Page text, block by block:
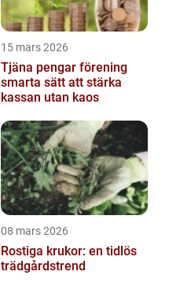
15 mars 2026
Tjäna pengar förening
smarta sätt att stärka
kassan utan kaos
08 mars 2026
Rostiga krukor: en tidlös
trädgårdstrend